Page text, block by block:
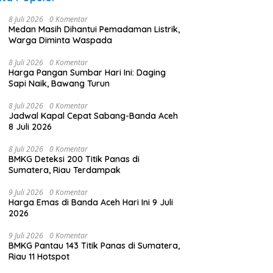
8 Juli 2026 0 Komentar
Medan Masih Dihantui Pemadaman Listrik,
Warga Diminta Waspada
8 Juli 2026 0 Komentar
Harga Pangan Sumbar Hari Ini: Daging
Sapi Naik, Bawang Turun
8 Juli 2026 0 Komentar
Jadwal Kapal Cepat Sabang-Banda Aceh
8 Juli 2026
8 Juli 2026 0 Komentar
BMKG Deteksi 200 Titik Panas di
Sumatera, Riau Terdampak
9 Juli 2026 0 Komentar
Harga Emas di Banda Aceh Hari Ini 9 Juli
2026
9 Juli 2026 0 Komentar
BMKG Pantau 143 Titik Panas di Sumatera,
Riau 11 Hotspot